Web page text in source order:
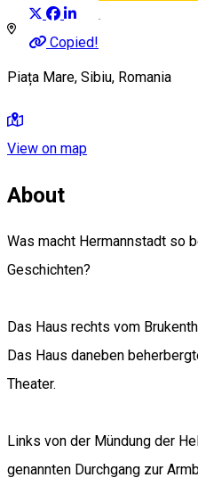
Deutsch
Copied!
Piața Mare, Sibiu, Romania
View on map
About
Was macht Hermannstadt so
Geschichten?
Das Haus rechts vom
Das Haus daneben
Theater.
Links von der Mündung der
genannten Durchgang zur